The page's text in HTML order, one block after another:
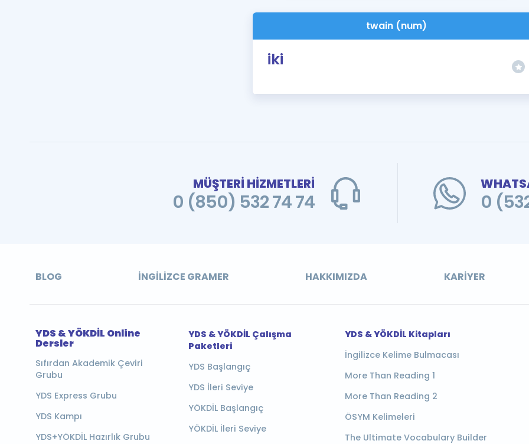
twain (num)
iki
MÜŞTERİ HİZMETLERİ
0 (850) 532 74 74 0
BLOG İNGILIZCE GRAMER HAKKIMIZDA KARIYER
YDS & YÖKDİL Online
Dersler
Sıfırdan Akademik Çeviri
Grubu
YDS Express Grubu
YDS Kampı
YDS+YÖKDİL Hazırlık Grubu
YDS & YÖKDİL Çalışma
Paketleri
YDS Başlangıç
YDS İleri Seviye
YÖKDİL Başlangıç
YÖKDİL İleri Seviye
YDS & YÖKDİL Kitapları
İngilizce Kelime Bulmacası
More Than Reading 1
More Than Reading 2
ÖSYM Kelimeleri
The Ultimate Vocabulary Builder